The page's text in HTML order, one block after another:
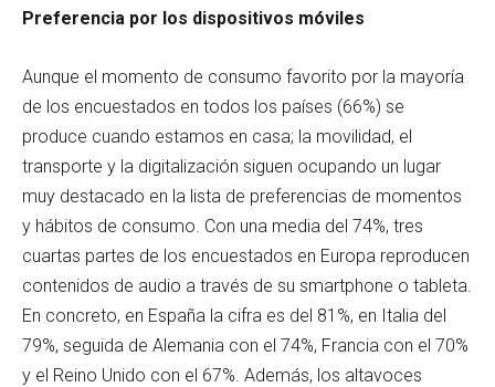
Preferencia por los dispositivos móviles
Aunque el momento de consumo favorito por la mayoría
de los encuestados en todos los países (66%) se
produce cuando estamos en casa; la movilidad, el
transporte y la digitalización siguen ocupando un lugar
muy destacado en la lista de preferencias de momentos
y hábitos de consumo. Con una media del 74%, tres
cuartas partes de los encuestados en Europa reproducen
contenidos de audio a través de su smartphone o tableta.
En concreto, en España la cifra es del 81%, en Italia del
79%, seguida de Alemania con el 74%, Francia con el 70%
y el Reino Unido con el 67%. Además, los altavoces